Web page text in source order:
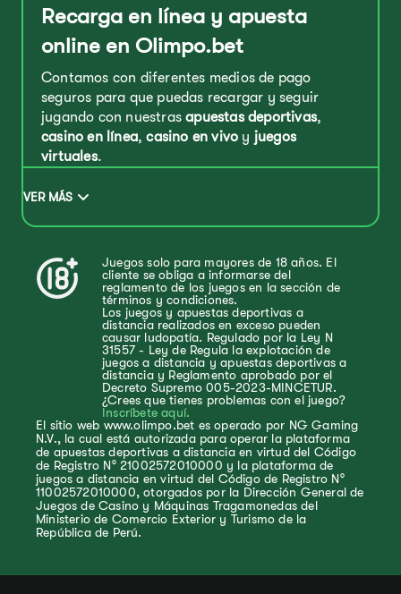
Recarga en línea y apuesta
online en Olimpo.bet
Contamos con diferentes medios de pago
seguros para que puedas recargar y seguir
jugando con nuestrasapuestas deportivas,
casino en línea,casino en vivo y juegos
virtuales.
VER MÁS
Juegos solo para mayores de 18 años. El
cliente se obliga a informarse del
reglamento de los juegos en la sección de
términos y condiciones.
Los juegos y apuestas deportivas a
distancia realizados en exceso pueden
causar ludopatía. Regulado por la Ley N
31557 - Ley de Regula la explotación de
juegos a distancia y apuestas deportivas a
distancia y Reglamento aprobado por el
Decreto Supremo 005-2023-MINCETUR.
¿Crees que tienes problemas con el juego?
Inscríbete aquí.
El sitio web www.olimpo.bet es operado por NG Gaming
N.V., la cual está autorizada para operar la plataforma
de apuestas deportivas a distancia en virtud del Código
de Registro N° 21002572010000 y la plataforma de
juegos a distancia en virtud del Código de Registro N°
11002572010000, otorgados por la Dirección General de
Juegos de Casino y Máquinas Tragamonedas del
Ministerio de Comercio Exterior y Turismo de la
República de Perú.